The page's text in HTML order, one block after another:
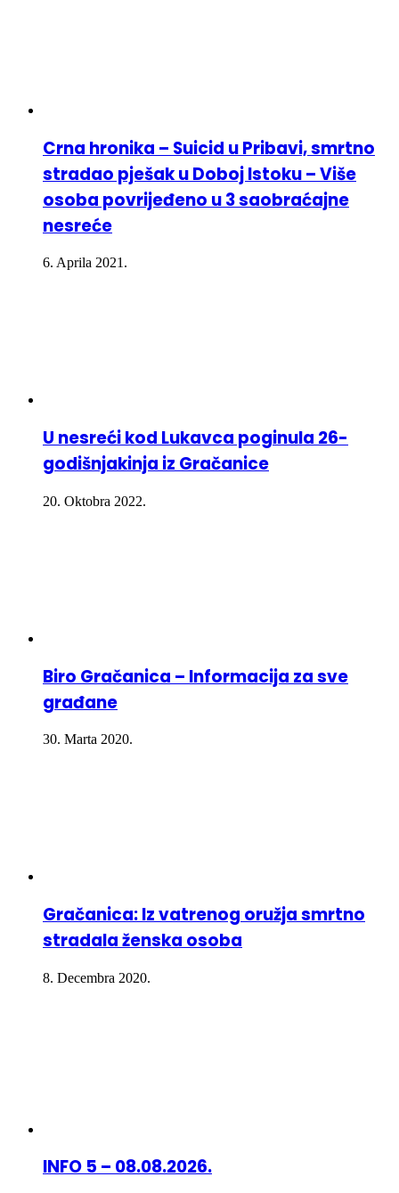
Crna hronika – Suicid u Pribavi, smrtno
stradao pješak u Doboj Istoku – Više
osoba povrijeđeno u 3 saobraćajne
nesreće
6. Aprila 2021.
U nesreći kod Lukavca poginula 26-
godišnjakinja iz Gračanice
20. Oktobra 2022.
Biro Gračanica – Informacija za sve
građane
30. Marta 2020.
Gračanica: Iz vatrenog oružja smrtno
stradala ženska osoba
8. Decembra 2020.
INFO 5 – 08.08.2026.